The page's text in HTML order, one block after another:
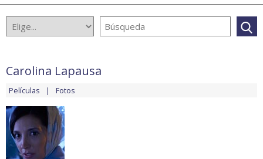
Carolina Lapausa
Películas Fotos